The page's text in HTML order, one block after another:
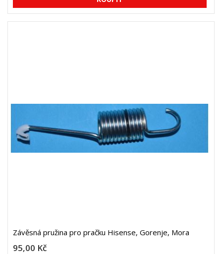
Závěsná pružina pro pračku Hisense, Gorenje, Mora
95,00 Kč